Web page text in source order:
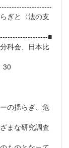
ぎと〈法の支
■
科会、日本比
30
の揺らぎ、危
まな研究調査